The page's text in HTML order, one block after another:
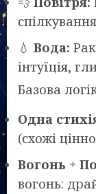
💧 Вода:
інтуїція,
Базова
Одна
(схожі
Вогонь +
вогонь: